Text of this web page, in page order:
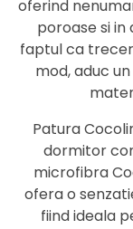
oferind
poroase si in
faptul ca
mod, aduc
Patura
dormitor
microfibra
ofera o
fiind ideala